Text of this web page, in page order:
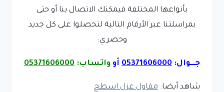
بأنواعها المختلفة فيمكنك الاتصال بنا أو حتى
بمراسلتنا عبر الأرقام التالية لتحصلوا على كل جديد
وحصري:
جـــوال: 05371606000 أو واتساب: 05371606000
شاهد أيضا: مقاول عزل اسطح